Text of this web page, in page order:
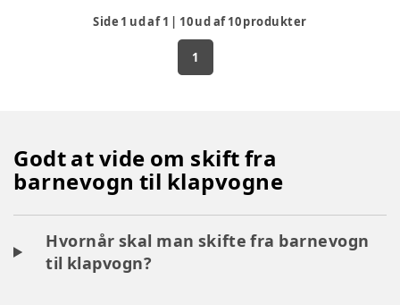
Side 1 ud af1 | 10ud af10produkter
1
Godt at vide om skift fra
barnevogn til klapvogne
Hvornår skal man skifte fra barnevogn
til klapvogn?